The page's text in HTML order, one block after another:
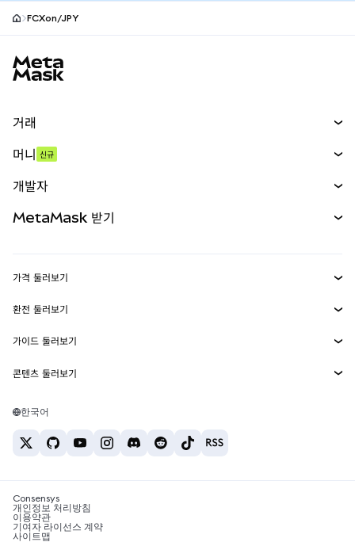
FCXon/JPY
거래
무기한 선물
실물자산
머니 신규
개발자
MetaMask Connect
Snaps
웹3 서비스
MetaMask 받기
보안
고객 지원
채용
가격 둘러보기
이더리움 가격
솔라나 가격
테더 가격
환전 둘러보기
ETH를 USD로 환전
USDT를 INR로 환전
BTC를 INR로 환전
ETH를 USDT로 환전
가이드 둘러보기
ETH 매수
USDT 매수
SHIB 매수
BNB 매수
콘텐츠 둘러보기
솔라나 지갑
암호화폐 세금 뉴스
암호화폐 매수 방법
한국어
Consensys
개인정보 처리방침
이용약관
기여자 라이선스 계약
사이트맵